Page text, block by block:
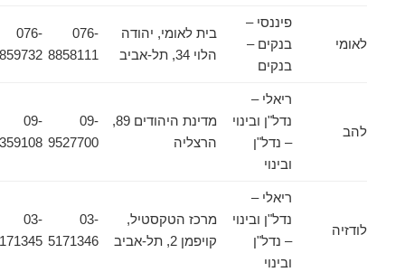
לאומי
פיננסי –
בנקים –
בנקים
בית לאומי, יהודה
הלוי 34, תל-אביב
076-
8858111
076-
8859732
ריאלי –
נדל"ן ובינוי
– נדל"ן
ובינוי
מדינת היהודים 89,
הרצליה
09-
9527700
8359108
לודזיה
ריאלי –
נדל"ן ובינוי
– נדל"ן
ובינוי
מרכז הטקסטיל,
קויפמן 2, תל-אביב
5171346
5171345